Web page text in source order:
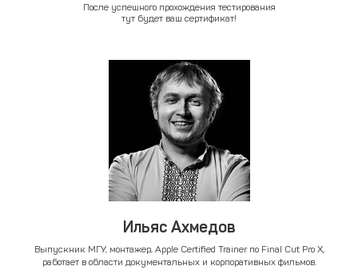
После успешного прохождения тестирования
тут будет ваш сертификат!
Ильяс Ахмедов
Выпускник МГУ, монтажер, Apple Certified Trainer по Final Cut Pro X,
работает в области документальных и корпоративных фильмов.